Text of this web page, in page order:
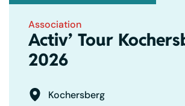
Association
Activ’ Tour
2026
Kochersberg